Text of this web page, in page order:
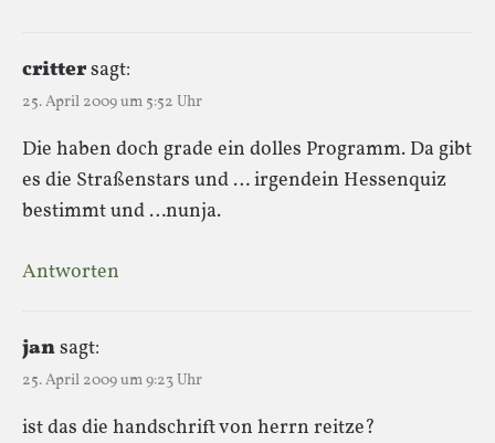
crittersagt:
25. April 2009 um 5:52 Uhr
Die haben doch grade ein dolles Programm. Da gibt
es die Straßenstars und … irgendein Hessenquiz
bestimmt und …nunja.
Antworten
jansagt:
25. April 2009 um 9:23 Uhr
ist das die handschrift von herrn reitze?